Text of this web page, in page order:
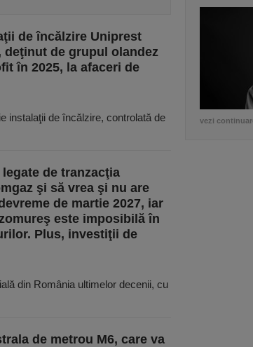
de încălzire Uniprest
deţinut de grupul olandez
în 2025, la afaceri de
instalaţii de încălzire, controlată de
de tranzacţia
şi să vrea şi nu are
de martie 2027, iar
este imposibilă în
Plus, investiţii de
din România ultimelor decenii, cu
de metrou M6, care va
vezi